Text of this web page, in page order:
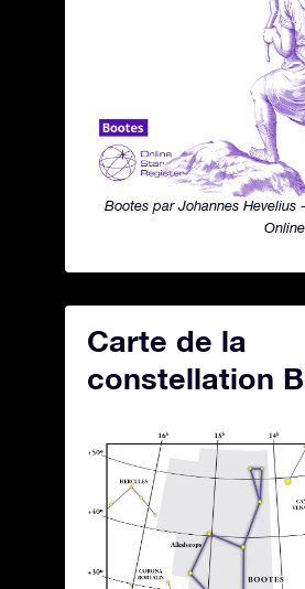
Bootes par Johannes Hevelius
Carte de la
constellation